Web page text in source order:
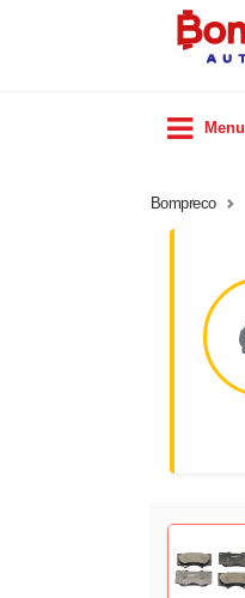
Menu
Bompreco